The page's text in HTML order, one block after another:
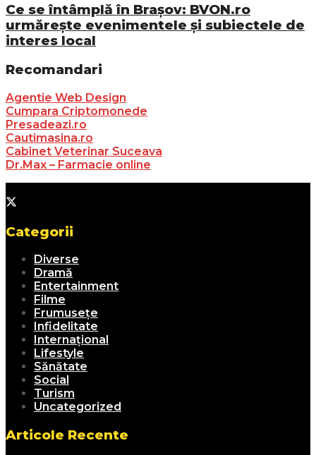
Ce se întâmplă în Brașov: BVON.ro
urmărește evenimentele și subiectele de
interes local
Recomandari
Agentie Web Design
Cumpara Criptomonede
Presadeazi.ro
Cautimasina.ro
Cabinet Veterinar Suceava
Dr.Max – Farmacie online
Categorii
Diverse
Dramă
Entertainment
Filme
Frumusețe
Infidelitate
Internațional
Lifestyle
Sănătate
Social
Turism
Uncategorized
Articole Recente